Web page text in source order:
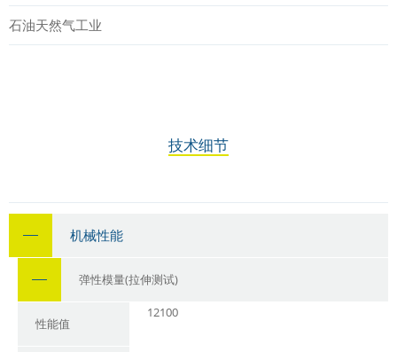
石油天然气工业
技术细节
机械性能
弹性模量(拉伸测试)
性能值
12100